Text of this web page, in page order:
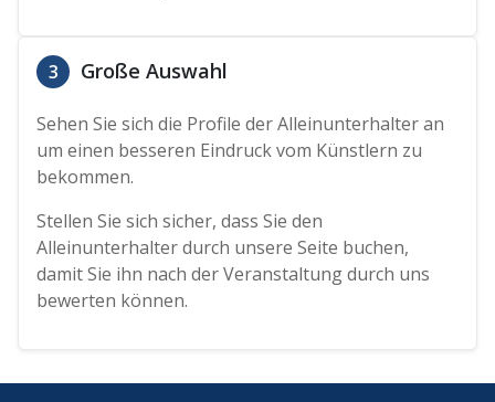
3 Große Auswahl
Sehen Sie sich die Profile der Alleinunterhalter an
um einen besseren Eindruck vom Künstlern zu
bekommen.
Stellen Sie sich sicher, dass Sie den
Alleinunterhalter durch unsere Seite buchen,
damit Sie ihn nach der Veranstaltung durch uns
bewerten können.